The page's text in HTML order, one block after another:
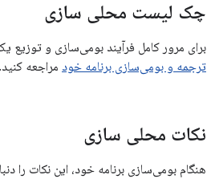
چک لیست محلی سازی
برای مرور کامل فرآیند بومی‌سازی و توزیع یک
ترجمه و بومی‌سازی برنامه خود مراجعه کنید.
نکات محلی سازی
هنگام بومی‌سازی برنامه خود، این نکات را